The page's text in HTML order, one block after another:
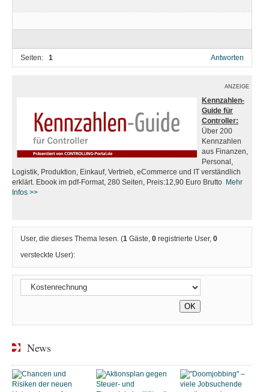
Seiten: 1 Antworten
ANZEIGE
Kennzahlen-
Guide für
Controller:
Über 200
Kennzahlen
aus Finanzen,
Personal,
Logistik, Produktion, Einkauf, Vertrieb, eCommerce und IT verständlich
erklärt. Ebook im pdf-Format, 280 Seiten, Preis:12,90 Euro Brutto Mehr
Infos >>
User, die dieses Thema lesen. (1 Gäste,0 registrierte User,0
versteckte User):
News